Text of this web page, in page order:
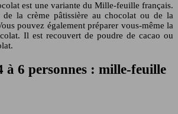
est une variante du Mille-feuille français.
la crème pâtissière au chocolat ou de la
pouvez également préparer vous-même la
Il est recouvert de poudre de cacao ou
à 6 personnes : mille-feuille